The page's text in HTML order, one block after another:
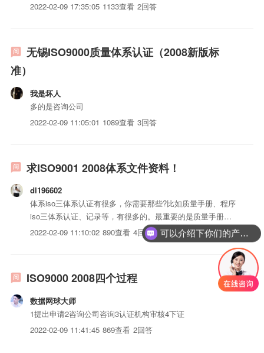
2022-02-09 17:35:05 1133查看 2回答
无锡ISO9000质量体系认证（2008新版标
准）
我是坏人
多的是咨询公司
2022-02-09 11:05:01 1089查看 3回答
求ISO9001 2008体系文件资料！
dl196602
体系iso三体系认证有很多，你需要那些?比如质量手册、程序
iso三体系认证、记录等，有很多的。最重要的是质量手册
了、。。我可以给你一份我们公司的客户资料都是我们的老师
做的。需要的话可以告诉我个邮箱
2022-02-09 11:10:02 890查看 4回答
ISO9000 2008四个过程
数据网球大师
1提出申请2咨询公司咨询3认证机构审核4下证
2022-02-09 11:41:45 869查看 2回答
可以介绍下你们的产品么？